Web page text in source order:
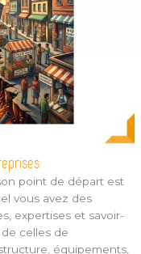
point de départ est
vous avez des
expertises et savoir-
celles de
équipements,